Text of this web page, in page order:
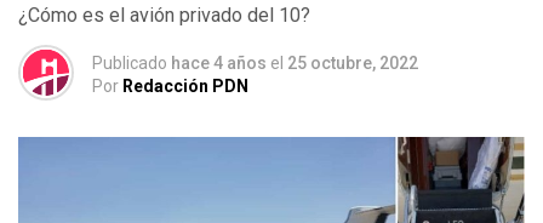
¿Cómo es el avión privado del 10?
Publicado hace 4 años el 25 octubre, 2022
Por Redacción PDN